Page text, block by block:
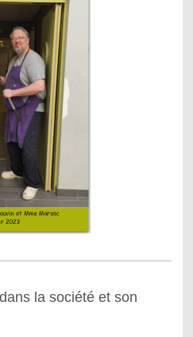
la société et son